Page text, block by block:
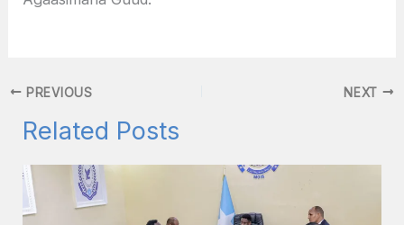
PREVIOUS NEXT
Related Posts